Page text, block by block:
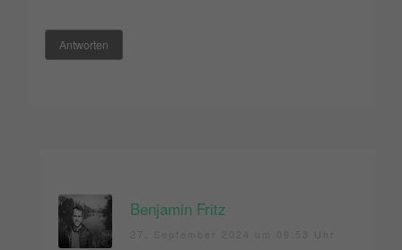
Antworten
Benjamin Fritz